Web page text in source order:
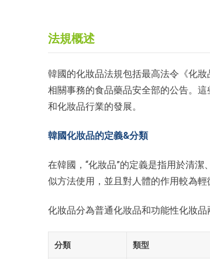
法規概述
韓國的化妝品法規包括最高法令《化
相關事務的食品藥品安全部的公告。
和化妝品行業的發展。
韓國化妝品的定義&分類
在韓國，“化妝品”的定義是指用於清
似方法使用，並且對人體的作用較為輕
化妝品分為普通化妝品和功能性化妝
分類 類型